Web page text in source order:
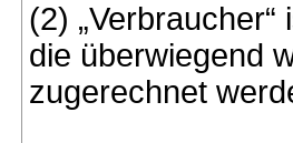
(2)
die überwiegend
zugerechnet